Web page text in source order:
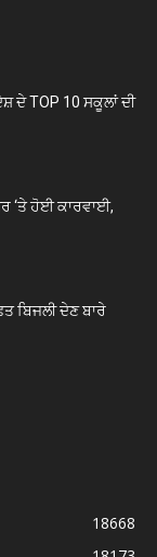
ਦੇ TOP 10 ਸਕੂਲਾਂ ਦੀ
‘ਤੇ ਹੋਈ ਕਾਰਵਾਈ,
ਬਿਜਲੀ ਦੇਣ ਬਾਰੇ
18668